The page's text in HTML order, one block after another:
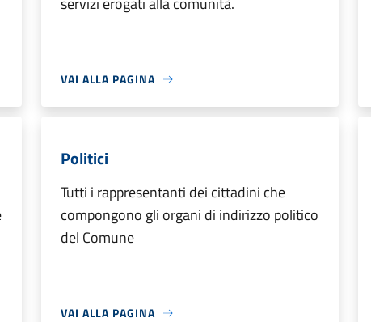
VAI ALLA PAGINA
Politici
Tutti i rappresentanti dei cittadini che
compongono gli organi di indirizzo politico
del Comune
VAI ALLA PAGINA